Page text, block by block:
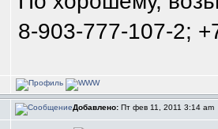
8-903-777-107-2;
Добавлено: Пт фев 11, 2011 3:14 am